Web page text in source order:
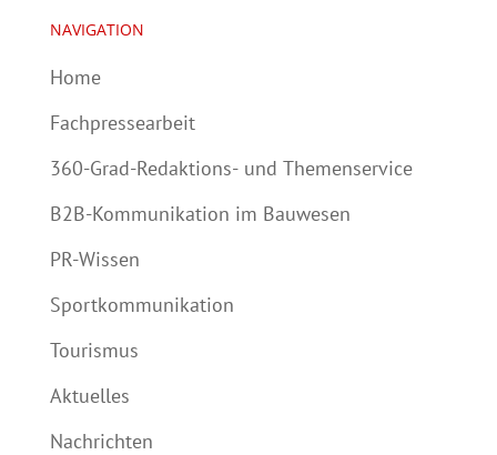
NAVIGATION
Home
Fachpressearbeit
360-Grad-Redaktions- und Themenservice
B2B-Kommunikation im Bauwesen
PR-Wissen
Sportkommunikation
Tourismus
Aktuelles
Nachrichten